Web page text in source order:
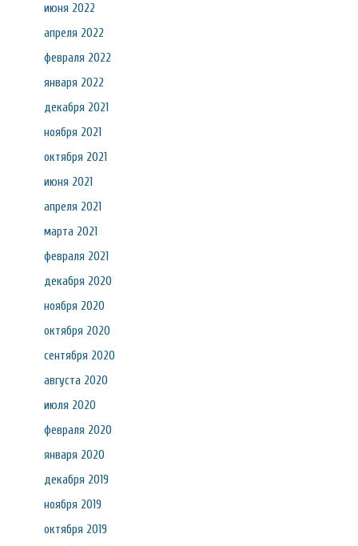
июня 2022
апреля 2022
февраля 2022
января 2022
декабря 2021
ноября 2021
октября 2021
июня 2021
апреля 2021
марта 2021
февраля 2021
декабря 2020
ноября 2020
октября 2020
сентября 2020
августа 2020
июля 2020
февраля 2020
января 2020
декабря 2019
ноября 2019
октября 2019